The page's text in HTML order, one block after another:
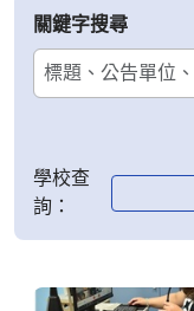
關鍵字搜尋
學校查
詢：